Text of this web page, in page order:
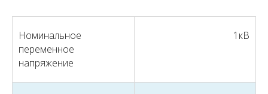
Номинальное
переменное
напряжение
1кВ